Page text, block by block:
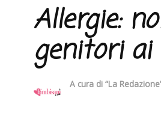
Allergie:
genitori
A cura di “La